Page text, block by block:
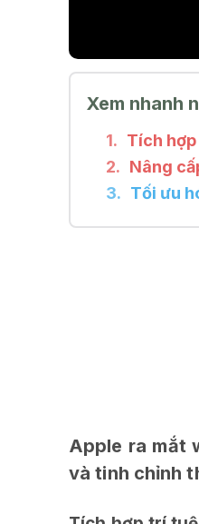
Xem nhanh
Tích
Nâng
Tối ưu
Apple ra mắt
và tinh chỉnh